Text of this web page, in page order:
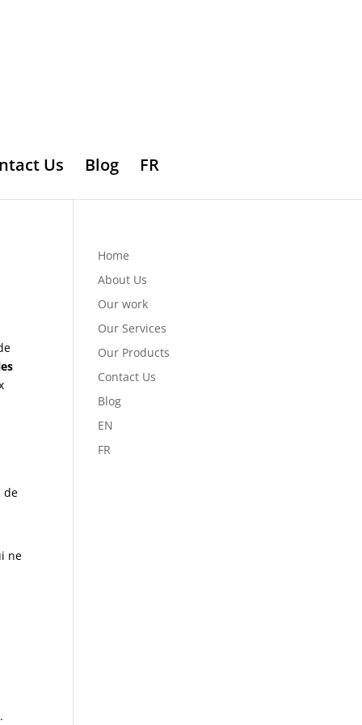
Us Blog FR
de
ne
Home
About Us
Our work
Our Services
Our Products
Contact Us
Blog
EN
FR